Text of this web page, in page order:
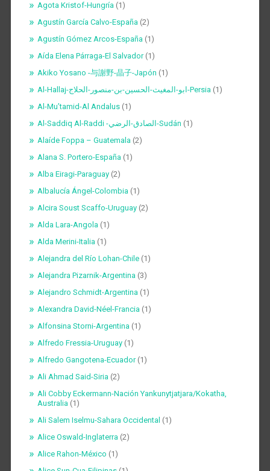
Agota Kristof-Hungría (1)
Agustín García Calvo-España (2)
Agustín Gómez Arcos-España (1)
Aída Elena Párraga-El Salvador(1)
Akiko Yosano -与謝野-晶子-Japón (1)
Al-Hallaj-ابو-المغيث-الحسين-بن-منصور-الحلاج-Persia (1)
Al-Mu’tamid-Al Andalus(1)
Al-Saddiq Al-Raddi -الصادق-الرضي-Sudán (1)
Alaíde Foppa – Guatemala (2)
Alana S. Portero-España (1)
Alba Eiragi-Paraguay(2)
Albalucía Ángel-Colombia (1)
Alcira Soust Scaffo-Uruguay(2)
Alda Lara-Angola (1)
Alda Merini-Italia (1)
Alejandra del Río Lohan-Chile(1)
Alejandra Pizarnik-Argentina (3)
Alejandro Schmidt-Argentina (1)
Alexandra David-Néel-Francia (1)
Alfonsina Storni-Argentina (1)
Alfredo Fressia-Uruguay(1)
Alfredo Gangotena-Ecuador(1)
Ali Ahmad Said-Siria (2)
Ali Cobby Eckermann-Nación Yankunytjatjara/Kokatha,
Australia (1)
Ali Salem Iselmu-Sahara Occidental (1)
Alice Oswald-Inglaterra (2)
Alice Rahon-México (1)